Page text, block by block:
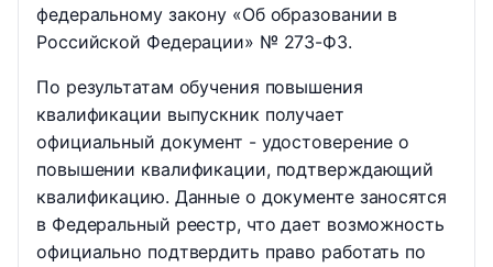
федеральному закону «Об образовании в
Российской Федерации» № 273-ФЗ.
По результатам обучения повышения
квалификации выпускник получает
официальный документ - удостоверение о
повышении квалификации, подтверждающий
квалификацию. Данные о документе заносятся
в Федеральный реестр, что дает возможность
официально подтвердить право работать по